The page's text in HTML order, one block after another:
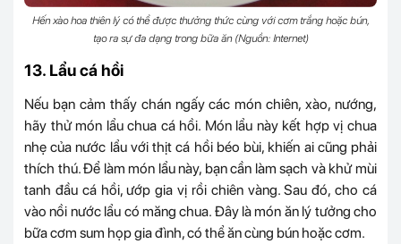
Hến xào hoa thiên lý có thể được thưởng thức cùng với cơm trắng hoặc bún,
tạo ra sự đa dạng trong bữa ăn (Nguồn: Internet)
13. Lẩu cá hồi
Nếu bạn cảm thấy chán ngấy các món chiên, xào, nướng,
hãy thử món lẩu chua cá hồi. Món lẩu này kết hợp vị chua
nhẹ của nước lẩu với thịt cá hồi béo bùi, khiến ai cũng phải
thích thú. Để làm món lẩu này, bạn cần làm sạch và khử mùi
tanh đầu cá hồi, ướp gia vị rồi chiên vàng. Sau đó, cho cá
vào nồi nước lẩu có măng chua. Đây là món ăn lý tưởng cho
bữa cơm sum họp gia đình, có thể ăn cùng bún hoặc cơm.